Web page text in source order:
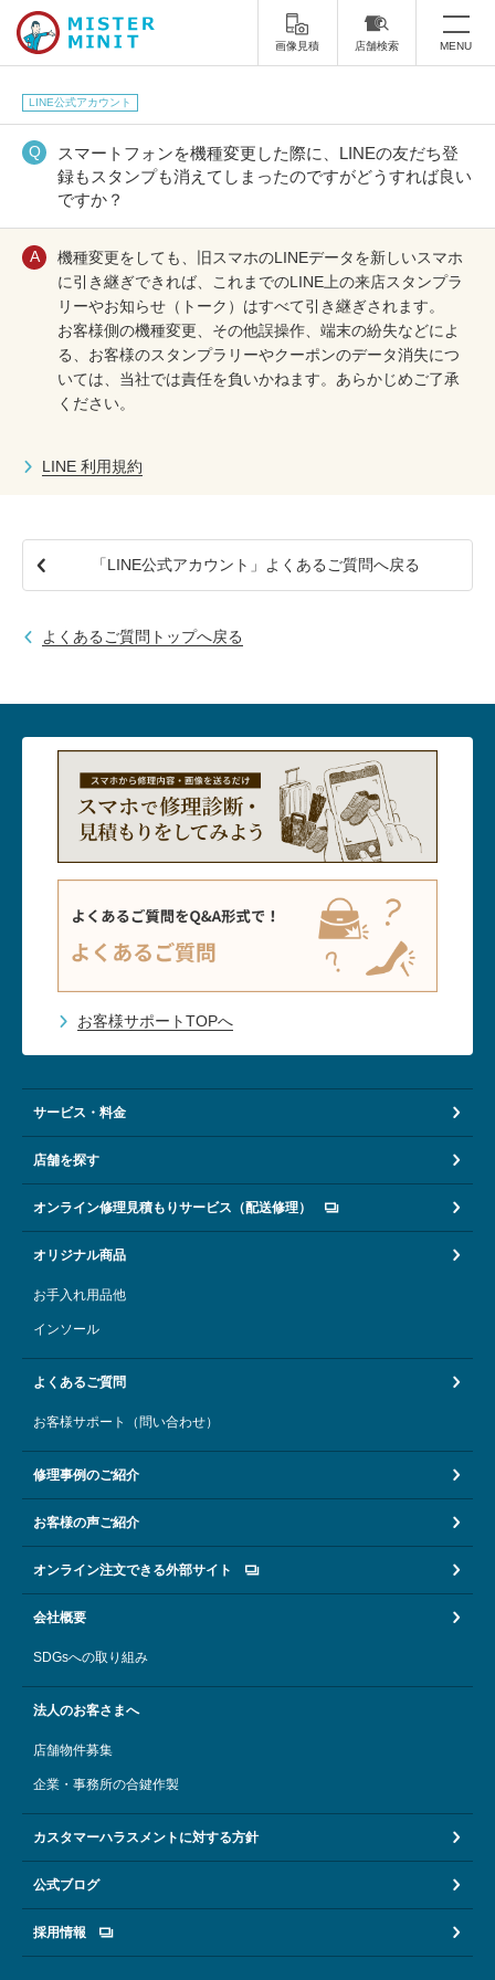
画像見積 店舗検索 MENU
トップ
ミスターミニットについて
修理サービス・料金
スーツケース修理 靴修理
スニーカー修理 靴磨き
カバンの修理 時計修理・電池交換
採用情報
CLOSE
LINE公式アカウント
スマートフォンを機種変更した際に、LINEの友だち登
録もスタンプも消えてしまったのですがどうすれば良い
ですか？
機種変更をしても、旧スマホのLINEデータを新しいスマホ
に引き継ぎできれば、これまでのLINE上の来店スタンプラ
リーやお知らせ（トーク）はすべて引き継ぎされます。
お客様側の機種変更、その他誤操作、端末の紛失などによ
る、お客様のスタンプラリーやクーポンのデータ消失につ
いては、当社では責任を負いかねます。あらかじめご了承
ください。
LINE 利用規約
「LINE公式アカウント」よくあるご質問へ戻る
よくあるご質問トップへ戻る
お客様サポートTOPへ
サービス・料金
店舗を探す
オンライン修理見積もりサービス（配送修理）
オリジナル商品
お手入れ用品他
インソール
よくあるご質問
お客様サポート（問い合わせ）
修理事例のご紹介
お客様の声ご紹介
オンライン注文できる外部サイト
会社概要
SDGsへの取り組み
法人のお客さまへ
店舗物件募集
企業・事務所の合鍵作製
カスタマーハラスメントに対する方針
公式ブログ
採用情報